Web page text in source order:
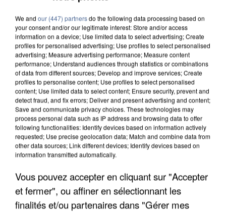
APRÈS TOUTES CES CANICULES, LES REFUGES
DE FAUNE SAUVAGE SONT...
We and our (447) partnersdo the following data processing based on
your consent and/or our legitimate interest: Store and/or access
information on a device; Use limited data to select advertising; Create
profiles for personalised advertising; Use profiles to select personalised
advertising; Measure advertising performance; Measure content
performance; Understand audiences through statistics or combinations
of data from different sources; Develop and improve services; Create
profiles to personalise content; Use profiles to select personalised
content; Use limited data to select content; Ensure security, prevent and
detect fraud, and fix errors; Deliver and present advertising and content;
Save and communicate privacy choices. These technologies may
process personal data such as IP address and browsing data to offer
following functionalities: Identify devices based on information actively
requested; Use precise geolocation data; Match and combine data from
other data sources; Link different devices; Identify devices based on
information transmitted automatically.
Vous pouvez accepter en cliquant sur "Accepter
et fermer", ou affiner en sélectionnant les
finalités et/ou partenaires dans "Gérer mes